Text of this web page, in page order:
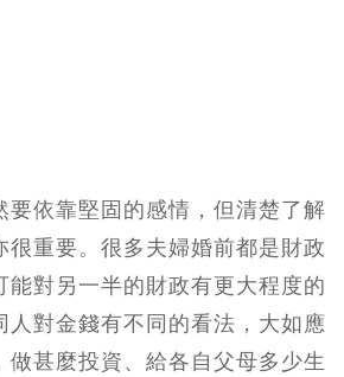
要依靠堅固的感情，但清楚了解
很重要。很多夫婦婚前都是財政
能對另一半的財政有更大程度的
人對金錢有不同的看法，大如應
做甚麼投資、給各自父母多少生